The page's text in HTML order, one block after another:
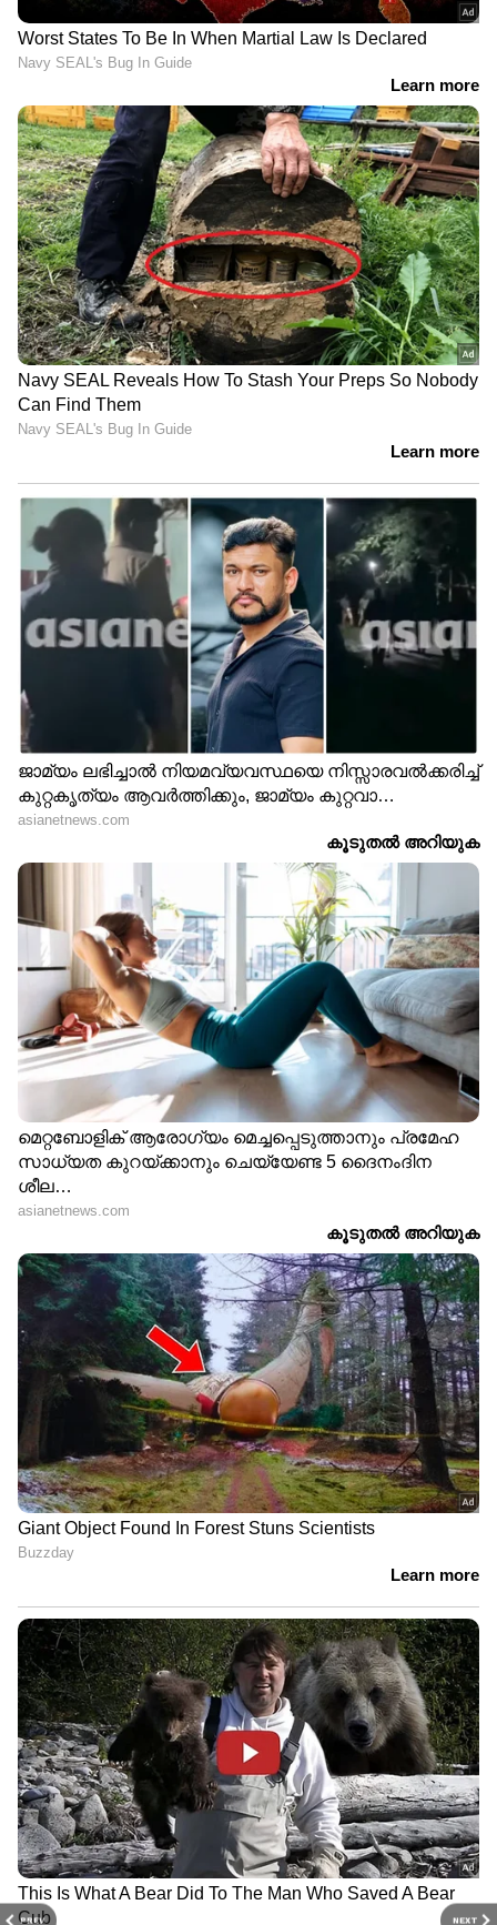
PREV NEXT
ആൻറണി രാജുവിൻെറ അയോഗ്യനായി.
തെരെഞ്ഞെടുപ്പിൽ വീണ്ടും മത്സരിക്കാനും
കഴിയില്ല. സ്റ്റേ വാങ്ങിയാലും അയോഗ്യത
നീങ്ങില്ലെന്നാണ് നിയമവൃത്തങ്ങള്‍ പറയുന്നത്.
മജിസ്ട്രേറ്റ് കോടതിയുടെ വിധിക്കെതിരെ
ആൻറണി രാജു ഉടൻ അപ്പീൽ നൽകും.